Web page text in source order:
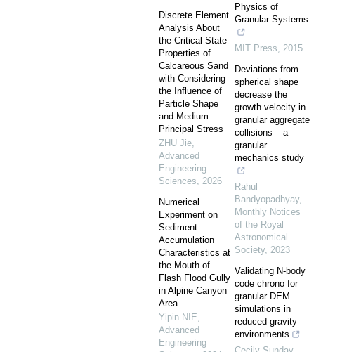
Discrete Element
Analysis About
the Critical State
Properties of
Calcareous Sand
with Considering
the Influence of
Particle Shape
and Medium
Principal Stress
ZHU Jie,
Advanced
Engineering
Sciences, 2026
Numerical
Experiment on
Sediment
Accumulation
Characteristics at
the Mouth of
Flash Flood Gully
in Alpine Canyon
Area
Yipin NIE,
Advanced
Engineering
Physics of
Granular Systems
MIT Press, 2015
Deviations from
spherical shape
decrease the
growth velocity in
granular aggregate
collisions – a
granular
mechanics study
Rahul
Bandyopadhyay,
Monthly Notices
of the Royal
Astronomical
Society, 2023
Validating N-body
code chrono for
granular DEM
simulations in
reduced-gravity
environments